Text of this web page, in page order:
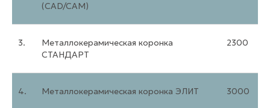
(CAD/CAM)
3.
Металлокерамическая коронка
СТАНДАРТ
2300
4. Металлокерамическая коронка ЭЛИТ 3000